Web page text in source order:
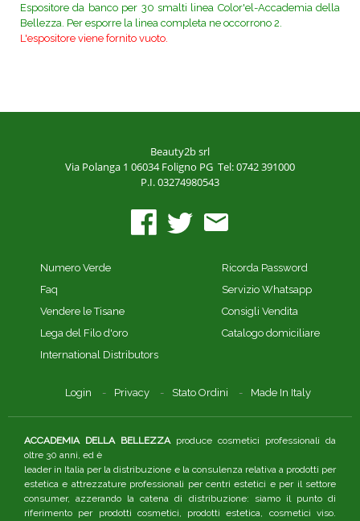
Espositore da banco per 30 smalti linea Color'el-Accademia della
Bellezza. Per esporre la linea completa ne occorrono 2.
L'espositore viene fornito vuoto.
Beauty2b srl
Via Polanga 1 06034 Foligno PG Tel: 0742 391000
P.I. 03274980543
Numero Verde
Faq
Vendere le Tisane
Lega del Filo d'oro
International Distributors
Ricorda Password
Servizio Whatsapp
Consigli Vendita
Catalogo domiciliare
Login Privacy Stato Ordini Made In Italy
ACCADEMIA DELLA BELLEZZAproduce cosmetici professionali da
oltre 30 anni, ed è
leader in Italia per la distribuzione e la consulenza relativa a prodotti per
estetica e attrezzature professionali per centri estetici e per il settore
consumer, azzerando la catena di distribuzione: siamo il punto di
riferimento per prodotti cosmetici, prodotti estetica, cosmetici viso.